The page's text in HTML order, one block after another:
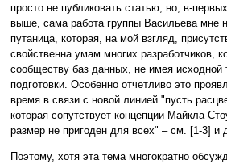
просто не публиковать статью, но, в-
выше, сама работа группы Васильева мне
путаница, которая, на мой взгляд,
свойственна умам многих разработчиков,
сообществу баз данных, не имея исходной
подготовки. Особенно отчетливо это
время в связи с новой линией "пусть
которая сопутствует концепции Майкла
размер не пригоден для всех" – см. [1-3] и
Поэтому, хотя эта тема многократно